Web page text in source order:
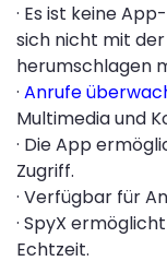
· Es ist keine
sich nicht mit
herumschlagen
· Anrufe
Multimedia und
· Die App
Zugriff.
· Verfügbar für
· SpyX
Echtzeit.